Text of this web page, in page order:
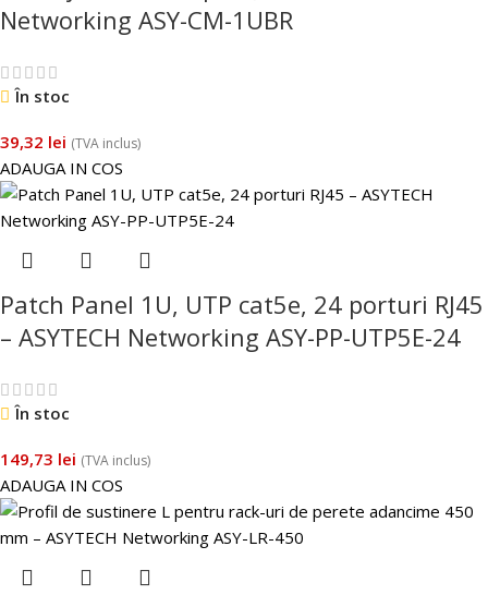
Networking ASY-CM-1UBR
În stoc
39,32 lei (TVA inclus)
ADAUGA IN COS
Patch Panel 1U, UTP cat5e, 24 porturi RJ45
– ASYTECH Networking ASY-PP-UTP5E-24
În stoc
149,73 lei (TVA inclus)
ADAUGA IN COS